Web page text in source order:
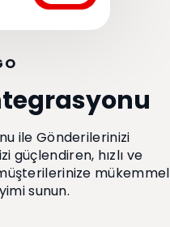
ile Gönderilerinizi
güçlendiren, hızlı ve
mükemmel
sunun.